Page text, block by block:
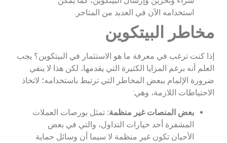
استخدامه الآن في العديد من المتاجر.
مخاطر البيتكوين
إذا كنت ترغب في معرفة ما هو الاستثمار في البيتكوين؟ يجب
العلم أنه برغم المزايا الكثيرة التي يقدمها، لكن هذا لا ينفي
ضرورة الإلمام ببعض المخاطر التي ترتبط باستخدامه؛ لاتخاذ
الاحتياطات اللازمة، وهي:
بعض المنصات غير منظمة: تمثل بورصات العملات
المشفرة أحد خيارات التداول، والتي في بعض
الأحيان تكون غير منظمة لا سيما أن وسائل حماية